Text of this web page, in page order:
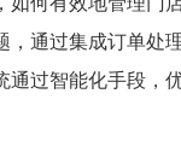
，通过集成订单处
通过智能化手段，